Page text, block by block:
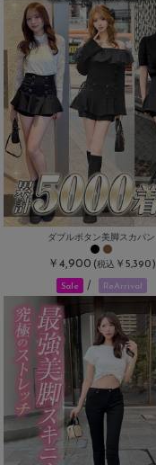
ダブルボタン美脚スカパン
￥4,900 (税込 ￥5,390)
Sale / ReArrival